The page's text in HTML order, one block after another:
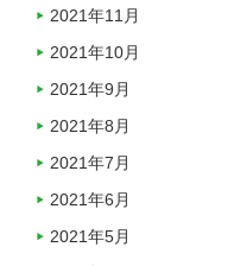
2021年11月
2021年10月
2021年9月
2021年8月
2021年7月
2021年6月
2021年5月